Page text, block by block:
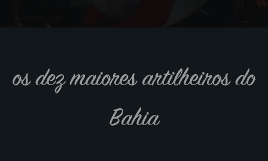
os dez maiores artilheiros do
Bahia